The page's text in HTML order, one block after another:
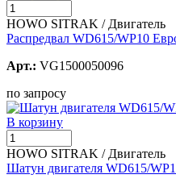
HOWO SITRAK / Двигатель
Распредвал WD615/WP10
Арт.: VG1500050096
по запросу
В корзину
HOWO SITRAK / Двигатель
Шатун двигателя WD615/